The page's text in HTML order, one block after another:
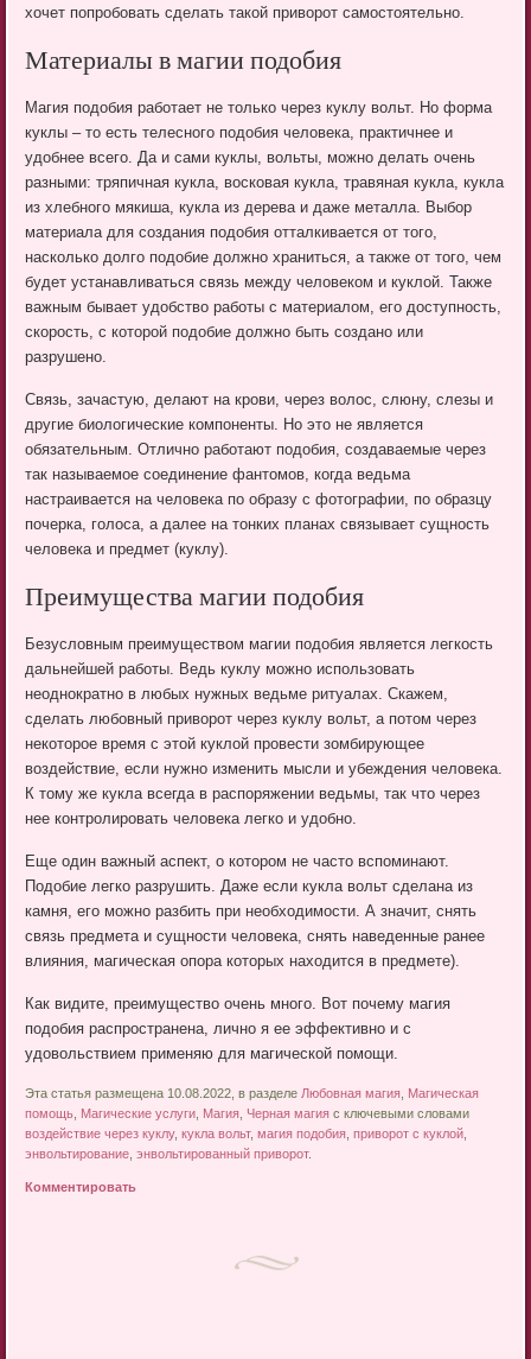
хочет попробовать сделать такой приворот самостоятельно.
Материалы в магии подобия
Магия подобия работает не только через куклу вольт. Но форма
куклы – то есть телесного подобия человека, практичнее и
удобнее всего. Да и сами куклы, вольты, можно делать очень
разными: тряпичная кукла, восковая кукла, травяная кукла, кукла
из хлебного мякиша, кукла из дерева и даже металла. Выбор
материала для создания подобия отталкивается от того,
насколько долго подобие должно храниться, а также от того, чем
будет устанавливаться связь между человеком и куклой. Также
важным бывает удобство работы с материалом, его доступность,
скорость, с которой подобие должно быть создано или
разрушено.
Связь, зачастую, делают на крови, через волос, слюну, слезы и
другие биологические компоненты. Но это не является
обязательным. Отлично работают подобия, создаваемые через
так называемое соединение фантомов, когда ведьма
настраивается на человека по образу с фотографии, по образцу
почерка, голоса, а далее на тонких планах связывает сущность
человека и предмет (куклу).
Преимущества магии подобия
Безусловным преимуществом магии подобия является легкость
дальнейшей работы. Ведь куклу можно использовать
неоднократно в любых нужных ведьме ритуалах. Скажем,
сделать любовный приворот через куклу вольт, а потом через
некоторое время с этой куклой провести зомбирующее
воздействие, если нужно изменить мысли и убеждения человека.
К тому же кукла всегда в распоряжении ведьмы, так что через
нее контролировать человека легко и удобно.
Еще один важный аспект, о котором не часто вспоминают.
Подобие легко разрушить. Даже если кукла вольт сделана из
камня, его можно разбить при необходимости. А значит, снять
связь предмета и сущности человека, снять наведенные ранее
влияния, магическая опора которых находится в предмете).
Как видите, преимущество очень много. Вот почему магия
подобия распространена, лично я ее эффективно и с
удовольствием применяю для магической помощи.
Эта статья размещена 10.08.2022, в разделе Любовная магия Магическая
помощь Магические услуги Магия Черная магия с ключевыми словами
воздействие через куклу,кукла вольт,магия подобия ,приворот с куклой
энвольтирование ,энвольтированный приворот.
Комментировать